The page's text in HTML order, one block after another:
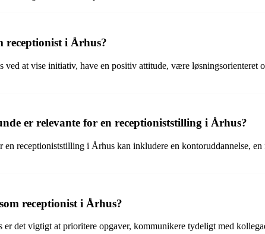
receptionist i Århus?
at vise initiativ, have en positiv attitude, være løsningsorienteret
er relevante for en receptioniststilling i Århus?
en receptioniststilling i Århus kan inkludere en kontoruddannelse,
receptionist i Århus?
er det vigtigt at prioritere opgaver, kommunikere tydeligt med